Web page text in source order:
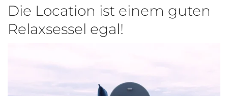
Die Location ist einem guten
Relaxsessel egal!